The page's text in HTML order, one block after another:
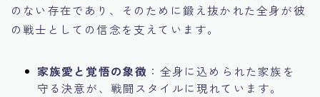
のない存在であり、そのために鍛え抜かれた全身が彼
の戦士としての信念を支えています。
家族愛と覚悟の象徴 ：全身に込められた家族を
守る決意が、戦闘スタイルに現れています。